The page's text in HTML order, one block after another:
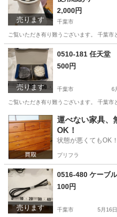
売ります
2,000円
千葉市
ご覧いただき有り難うございます。 千葉
千葉 千葉市 キッチン家電 リ
売ります
0510-181 任天堂
500円
千葉市 6
ご覧いただき有り難うございます。 千葉
千葉 千葉市 スポーツ リユー
運べない家具、
OK！
状態が悪くてもOK
プリフラ
売ります
0516-480 ケーブル
100円
千葉市 5月16日